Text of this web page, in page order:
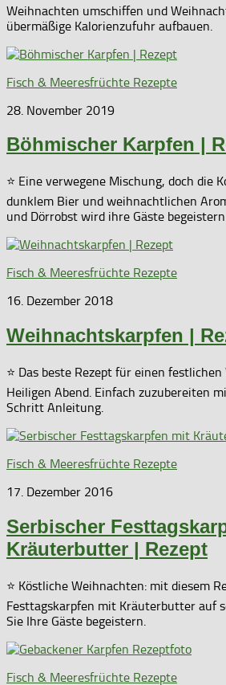
Weihnachten umschiffen und
übermäßige Kalorienzufuhr aufbauen.
Fisch & Meeresfrüchte Rezepte
28. November 2019
Böhmischer Karpfen |
⭐ Eine verwegene Mischung, doch die
dunklem Bier und weihnachtlichen
und Dörrobst wird ihre Gäste
Fisch & Meeresfrüchte Rezepte
16. Dezember 2018
Weihnachtskarpfen |
⭐ Das beste Rezept für einen
Heiligen Abend. Einfach zuzubereiten
Schritt Anleitung.
Fisch & Meeresfrüchte Rezepte
17. Dezember 2016
Serbischer
Kräuterbutter | Rezept
⭐ Köstliche Weihnachten: mit diesem
Festtagskarpfen mit Kräuterbutter auf
Sie Ihre Gäste begeistern.
Fisch & Meeresfrüchte Rezepte